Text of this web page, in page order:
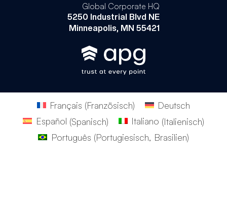
Global Corporate HQ
5250 Industrial Blvd NE
Minneapolis, MN 55421
Français (Französisch)
Deutsch
Español (Spanisch) Italiano (Italienisch)
Português (Portugiesisch, Brasilien)